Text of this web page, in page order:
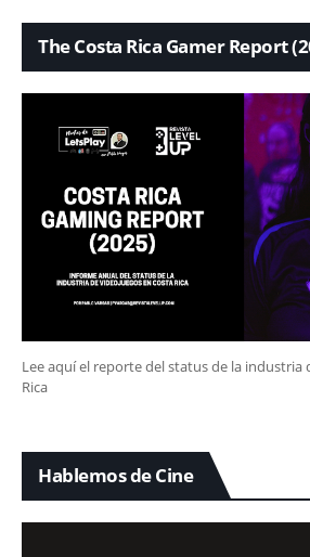
The Costa Rica Gamer Report
Lee aquí el reporte del status de la industria
Rica
Hablemos de Cine